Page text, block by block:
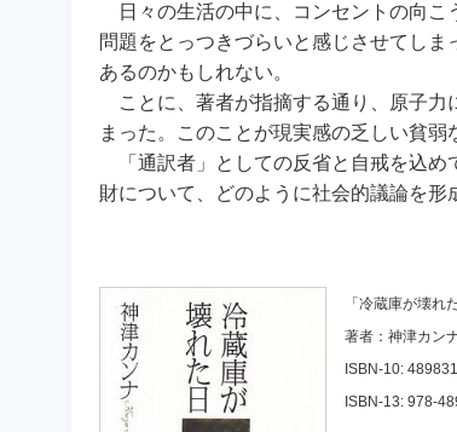
日々の生活の中に、コンセントの向こ
問題をとっつきづらいと感じさせてし
あるのかもしれない。
ことに、著者が指摘する通り、原子力
まった。このことが現実感の乏しい貧弱
「通訳者」としての反省と自戒を込め
財について、どのように社会的議論を形
「冷蔵庫が壊れ
著者：神津カン
ISBN-10:
ISBN-13: 978-